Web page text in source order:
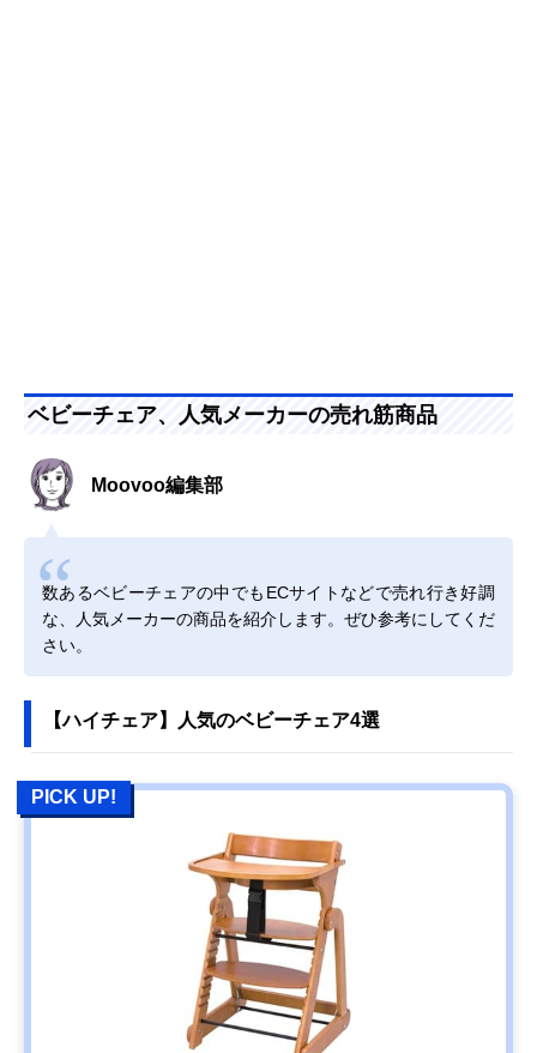
ベビーチェア、人気メーカーの売れ筋商品
Moovoo編集部
数あるベビーチェアの中でもECサイトなどで売れ行き好調
な、人気メーカーの商品を紹介します。ぜひ参考にしてくだ
さい。
【ハイチェア】人気のベビーチェア4選
PICK UP!